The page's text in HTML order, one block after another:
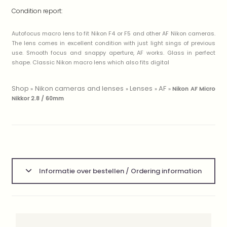
Condition report:
Autofocus macro lens to fit Nikon F4 or F5 and other AF Nikon cameras.
The lens comes in excellent condition with just light sings of previous
use. Smooth focus and snappy aperture, AF works. Glass in perfect
shape. Classic Nikon macro lens which also fits digital
Shop » Nikon cameras and lenses »Lenses »AF »Nikon AF Micro
Nikkor 2.8 / 60mm
Informatie over bestellen / Ordering information